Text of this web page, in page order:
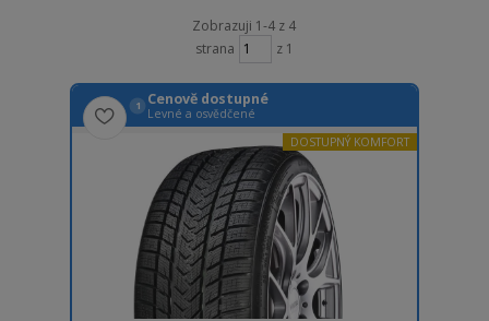
Zobrazuji 1-4 z 4
strana
z 1
1 Cenově dostupné
Levné a osvědčené
DOSTUPNÝ KOMFORT